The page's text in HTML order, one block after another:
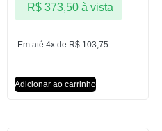
Em até 4x de R$ 103,75
R$373,50 à vista
Adicionar ao carrinho